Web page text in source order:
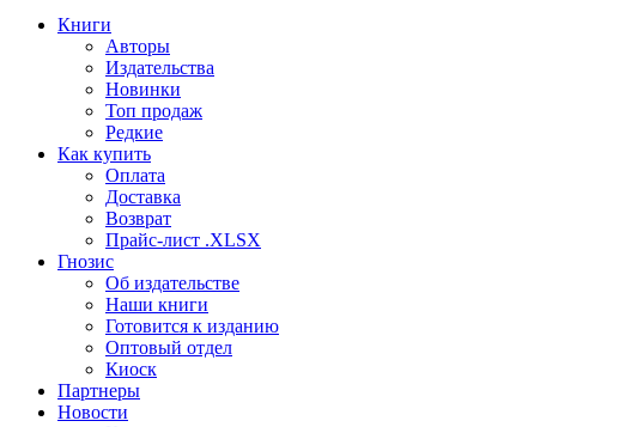
Книги
Авторы
Издательства
Новинки
Топ продаж
Редкие
Как купить
Оплата
Доставка
Возврат
Прайс-лист .XLSX
Гнозис
Об издательстве
Наши книги
Готовится к изданию
Оптовый отдел
Киоск
Партнеры
Новости